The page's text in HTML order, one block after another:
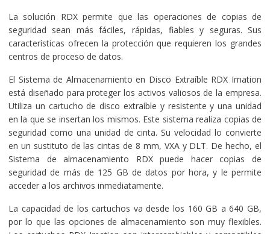
La solución RDX permite que las operaciones de copias de
seguridad sean más fáciles, rápidas, fiables y seguras. Sus
características ofrecen la protección que requieren los grandes
centros de proceso de datos.
El Sistema de Almacenamiento en Disco Extraíble RDX Imation
está diseñado para proteger los activos valiosos de la empresa.
Utiliza un cartucho de disco extraíble y resistente y una unidad
en la que se insertan los mismos. Este sistema realiza copias de
seguridad como una unidad de cinta. Su velocidad lo convierte
en un sustituto de las cintas de 8 mm, VXA y DLT. De hecho, el
Sistema de almacenamiento RDX puede hacer copias de
seguridad de más de 125 GB de datos por hora, y le permite
acceder a los archivos inmediatamente.
La capacidad de los cartuchos va desde los 160 GB a 640 GB,
por lo que las opciones de almacenamiento son muy flexibles.